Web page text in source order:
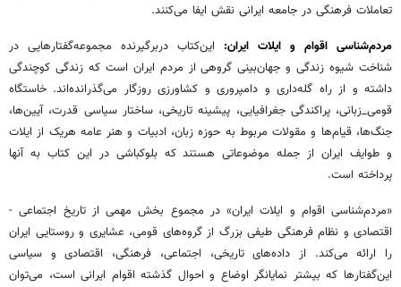
تعاملات فرهنگی در جامعه ایرانی نقش ایفا می‌کنند.
مردم‌شناسی اقوام و ایلات ایران: این‌کتاب دربرگیرنده مجموعه‌گفتارهایی در
شناخت شیوه زندگی و جهان‌بینی گروهی از مردم ایران است که زندگی کوچندگی
داشته و از راه گله‌داری و دامپروری و کشاورزی روزگار می‌گذرانده‌اند. خاستگاه
قومی_زبانی، پراکندگی جغرافیایی، پیشینه تاریخی، ساختار سیاسی قدرت، آیین‌ها،
جنگ‌ها، قیام‌ها و مقولات مربوط به حوزه زبان، ادبیات و هنر عامه هریک از ایلات
و طوایف ایران از جمله موضوعاتی هستند که بلوکباشی در این کتاب به آنها
پرداخته است.
«مردم‌شناسی اقوام و ایلات ایران» در مجموع بخش مهمی از تاریخ اجتماعی -
اقتصادی و نظام فرهنگی طیفی بزرگ از گروه‌های قومی، عشایری و روستایی ایران
را ارائه می‌کند. از داده‌های تاریخی، اجتماعی، فرهنگی، اقتصادی و سیاسی
این‌گفتارها که بیشتر نمایانگر اوضاع و احوال گذشته اقوام ایرانی است، می‌توان